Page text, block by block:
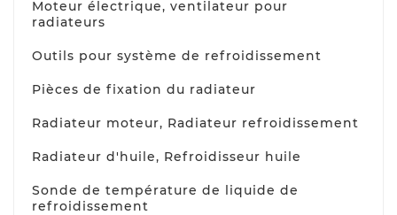
Moteur électrique, ventilateur pour
radiateurs
Outils pour système de refroidissement
Pièces de fixation du radiateur
Radiateur moteur, Radiateur refroidissement
Radiateur d'huile, Refroidisseur huile
Sonde de température de liquide de
refroidissement